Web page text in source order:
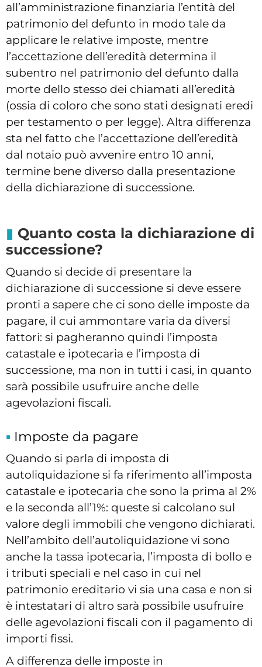
all’amministrazione finanziaria l’entità del
patrimonio del defunto in modo tale da
applicare le relative imposte, mentre
l’accettazione dell’eredità determina il
subentro nel patrimonio del defunto dalla
morte dello stesso dei chiamati all’eredità
(ossia di coloro che sono stati designati eredi
per testamento o per legge). Altra differenza
sta nel fatto che l’accettazione dell’eredità
dal notaio può avvenire entro 10 anni,
termine bene diverso dalla presentazione
della dichiarazione di successione.
Quanto costa la dichiarazione di
successione?
Quando si decide di presentare la
dichiarazione di successione si deve essere
pronti a sapere che ci sono delle imposte da
pagare, il cui ammontare varia da diversi
fattori: si pagheranno quindi l’imposta
catastale e ipotecaria e l’imposta di
successione, ma non in tutti i casi, in quanto
sarà possibile usufruire anche delle
agevolazioni fiscali.
Imposte da pagare
Quando si parla di imposta di
autoliquidazione si fa riferimento all’imposta
catastale e ipotecaria che sono la prima al 2%
e la seconda all’1%: queste si calcolano sul
valore degli immobili che vengono dichiarati.
Nell’ambito dell’autoliquidazione vi sono
anche la tassa ipotecaria, l’imposta di bollo e
i tributi speciali e nel caso in cui nel
patrimonio ereditario vi sia una casa e non si
è intestatari di altro sarà possibile usufruire
delle agevolazioni fiscali con il pagamento di
importi fissi.
A differenza delle imposte in